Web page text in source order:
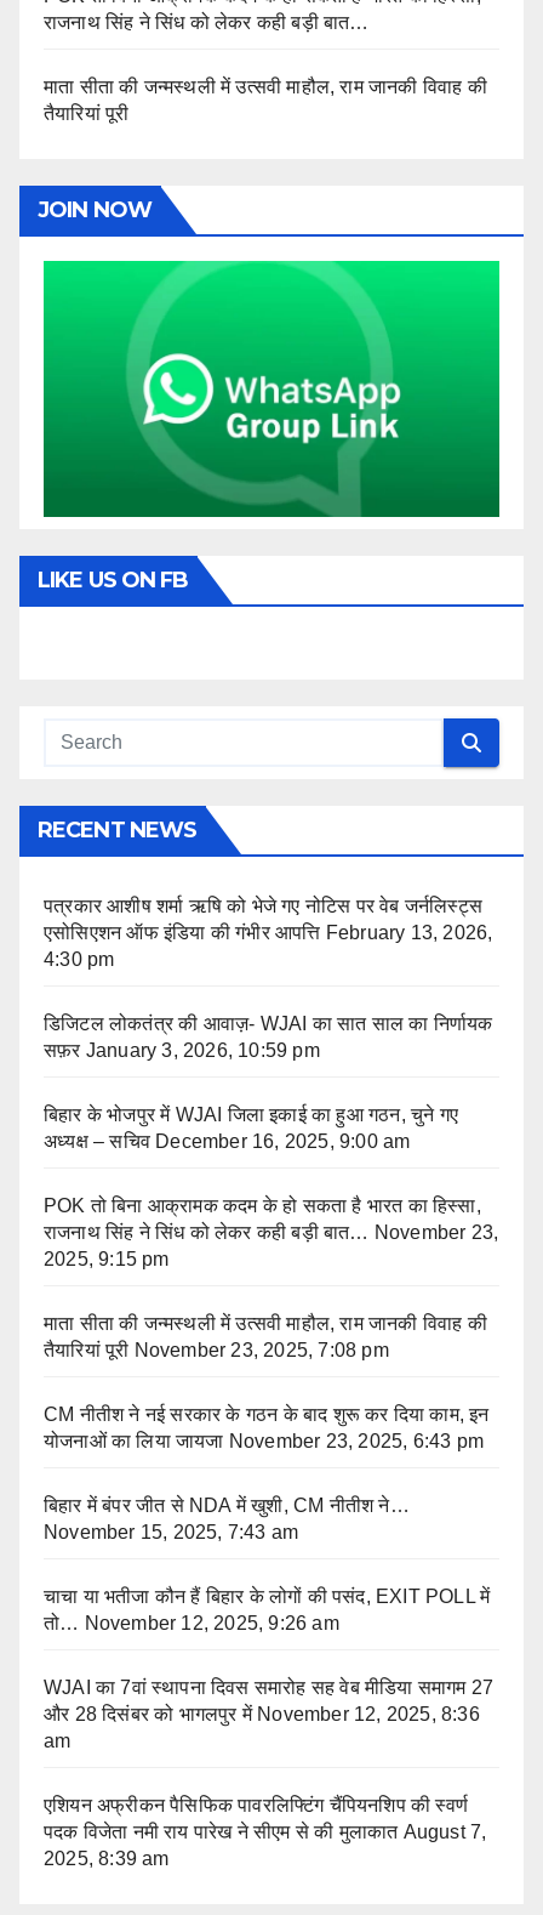
राजनाथ सिंह ने सिंध को लेकर कही बड़ी बात…
माता सीता की जन्मस्थली में उत्सवी माहौल, राम जानकी विवाह की
तैयारियां पूरी
JOIN NOW
LIKE US ON FB
RECENT NEWS
पत्रकार आशीष शर्मा ऋषि को भेजे गए नोटिस पर वेब जर्नलिस्ट्स
एसोसिएशन ऑफ इंडिया की गंभीर आपत्ति February 13, 2026,
4:30 pm
डिजिटल लोकतंत्र की आवाज़- WJAI का सात साल का निर्णायक
सफ़र January 3, 2026, 10:59 pm
बिहार के भोजपुर में WJAI जिला इकाई का हुआ गठन, चुने गए
अध्यक्ष – सचिव December 16, 2025, 9:00 am
POK तो बिना आक्रामक कदम के हो सकता है भारत का हिस्सा,
राजनाथ सिंह ने सिंध को लेकर कही बड़ी बात… November 23,
2025, 9:15 pm
माता सीता की जन्मस्थली में उत्सवी माहौल, राम जानकी विवाह की
तैयारियां पूरी November 23, 2025, 7:08 pm
CM नीतीश ने नई सरकार के गठन के बाद शुरू कर दिया काम, इन
योजनाओं का लिया जायजा November 23, 2025, 6:43 pm
बिहार में बंपर जीत से NDA में खुशी, CM नीतीश ने…
November 15, 2025, 7:43 am
चाचा या भतीजा कौन हैं बिहार के लोगों की पसंद, EXIT POLL में
तो… November 12, 2025, 9:26 am
WJAI का 7वां स्थापना दिवस समारोह सह वेब मीडिया समागम 27
और 28 दिसंबर को भागलपुर में November 12, 2025, 8:36
am
एशियन अफ्रीकन पैसिफिक पावरलिफ्टिंग चैंपियनशिप की स्वर्ण
पदक विजेता नमी राय पारेख ने सीएम से की मुलाकात August 7,
2025, 8:39 am